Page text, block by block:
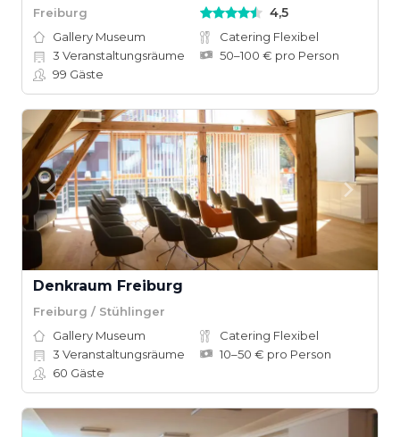
Freiburg 4,5
Gallery Museum
Catering Flexibel
3 Veranstaltungsräume
50–100 € pro Person
99 Gäste
Denkraum Freiburg
Freiburg / Stühlinger
Gallery Museum
Catering Flexibel
3 Veranstaltungsräume
10–50 € pro Person
60 Gäste